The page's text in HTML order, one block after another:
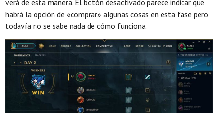
verá de esta manera. El botón desactivado parece indicar que
habrá la opción de «comprar» algunas cosas en esta fase pero
todavía no se sabe nada de cómo funciona.